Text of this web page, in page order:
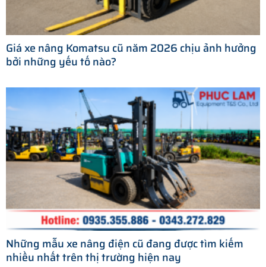
Giá xe nâng Komatsu cũ năm 2026 chịu ảnh hưởng
bởi những yếu tố nào?
Những mẫu xe nâng điện cũ đang được tìm kiếm
nhiều nhất trên thị trường hiện nay